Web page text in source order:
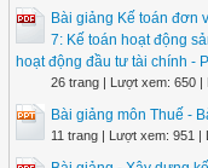
Bài giảng Kế toán đơn
7: Kế toán hoạt động
hoạt động đầu tư tài chính -
26 trang | Lượt xem: 650 |
Bài giảng môn Thuế -
11 trang | Lượt xem: 951 |